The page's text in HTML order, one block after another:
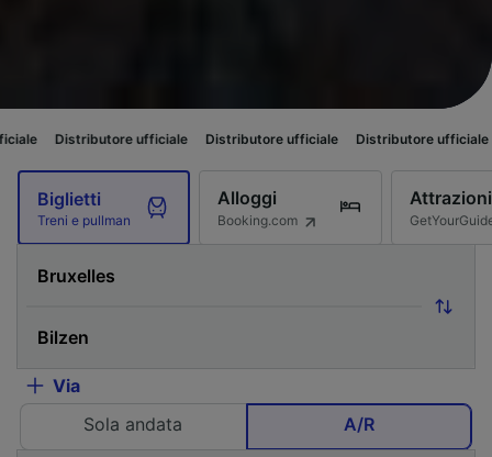
ufficiale Distributore ufficiale Distributore ufficiale Distributore
Biglietti
Treni e pullman
Alloggi
Booking.com
Attrazioni
Via
Sola andata
A/R